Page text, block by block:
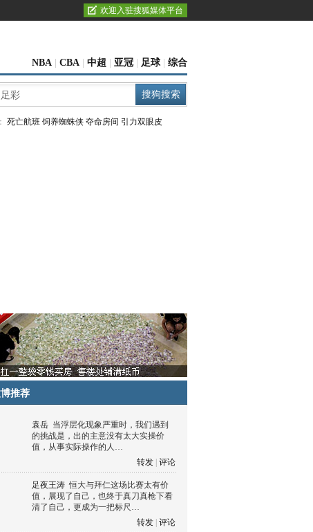
欢迎入驻搜狐媒体平台
NBA CBA 中超 亚冠 足球 综合
死亡航班 饲养蜘蛛侠 夺命房间 引力双眼皮
推荐
袁岳 当浮层化现象严重时，我们遇到
的挑战是，出的主意没有太大实操价
值，从事实际操作的人…
转发 评论
足夜王涛 恒大与拜仁这场比赛太有价
值，展现了自己，也终于真刀真枪下看
清了自己，更成为一把标尺…
转发 评论